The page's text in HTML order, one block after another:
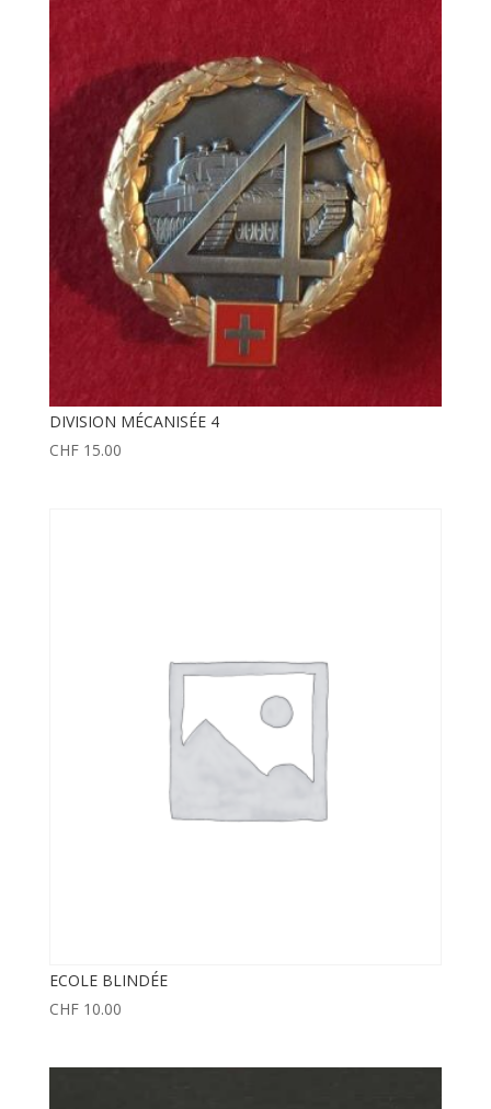
DIVISION MÉCANISÉE 4
CHF15.00
ECOLE BLINDÉE
CHF10.00